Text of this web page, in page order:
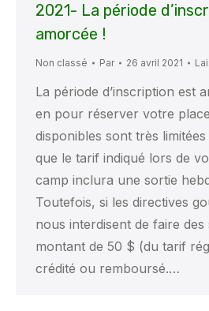
2021- La période
amorcée !
Non classé Par 26 avril 2021
La période d’inscription est
en pour réserver votre
disponibles sont très
que le tarif indiqué lors de
camp inclura une sortie
Toutefois, si les directives
nous interdisent de faire des
montant de 50 $ (du tarif
crédité ou remboursé.…